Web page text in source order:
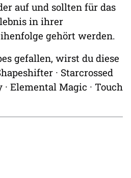
auf und sollten für das
in ihrer
gehört werden.
gefallen, wirst du diese
· Starcrossed
· Elemental Magic · Touch